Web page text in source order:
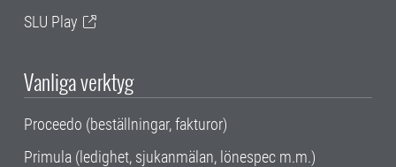
SLU Play
Vanliga verktyg
Proceedo (beställningar, fakturor)
Primula (ledighet, sjukanmälan, lönespec m.m.)